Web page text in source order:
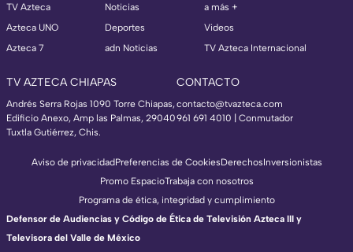
TV Azteca
Azteca UNO
Azteca 7
Noticias
Deportes
adn Noticias
a más +
Videos
TV Azteca Internacional
TV AZTECA CHIAPAS
Andrés Serra Rojas 1090 Torre Chiapas,
Edificio Anexo, Amp las Palmas, 29040
Tuxtla Gutiérrez, Chis.
CONTACTO
contacto@tvazteca.com
961 691 4010 | Conmutador
Aviso de privacidadPreferencias de CookiesDerechosInversionistas
Promo EspacioTrabaja con nosotros
Programa de ética, integridad y cumplimiento
Defensor de Audiencias y Código de Ética de Televisión Azteca III y
Televisora del Valle de México